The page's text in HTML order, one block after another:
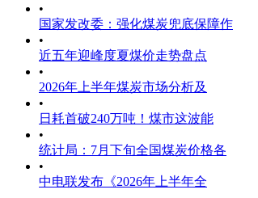
•
国家发改委：强化煤炭兜底保障作
•
近五年迎峰度夏煤价走势盘点
•
2026年上半年煤炭市场分析及
•
日耗首破240万吨！煤市这波能
•
统计局：7月下旬全国煤炭价格各
•
中电联发布《2026年上半年全